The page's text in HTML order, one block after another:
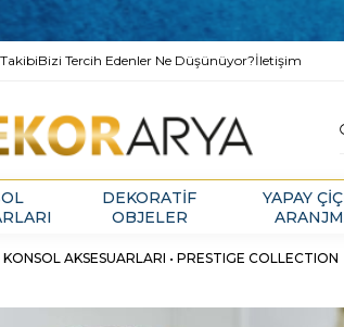
Bizi Tercih Edenler Ne Düşünüyor?İletişim
DEKORATİF
OBJELER
YAPAY
KONSOL AKSESUARLARI • PRESTIGE COLLECTION